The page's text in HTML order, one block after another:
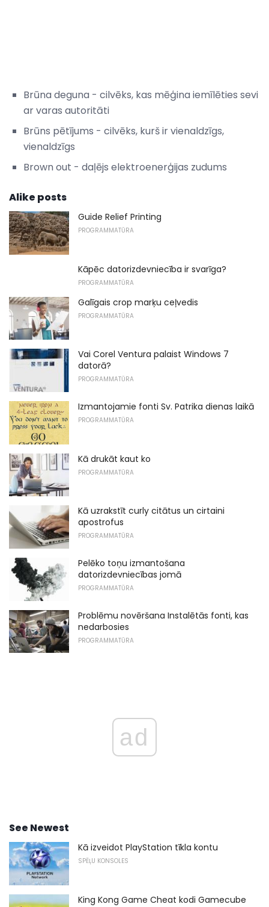
Brūna deguna - cilvēks, kas mēģina iemīlēties sevi
ar varas autoritāti
Brūns pētījums - cilvēks, kurš ir vienaldzīgs,
vienaldzīgs
Brown out - daļējs elektroenerģijas zudums
Alike posts
Guide Relief Printing
PROGRAMMATŪRA
Kāpēc datorizdevniecība ir svarīga?
PROGRAMMATŪRA
Galīgais crop marķu ceļvedis
PROGRAMMATŪRA
Vai Corel Ventura palaist Windows 7
datorā?
PROGRAMMATŪRA
Izmantojamie fonti Sv. Patrika dienas laikā
PROGRAMMATŪRA
Kā drukāt kaut ko
PROGRAMMATŪRA
Kā uzrakstīt curly citātus un cirtaini
apostrofus
PROGRAMMATŪRA
Pelēko toņu izmantošana
datorizdevniecības jomā
PROGRAMMATŪRA
Problēmu novēršana Instalētās fonti, kas
nedarbosies
PROGRAMMATŪRA
ad
See Newest
Kā izveidot PlayStation tīkla kontu
SPĒĻU KONSOLES
King Kong Game Cheat kodi Gamecube